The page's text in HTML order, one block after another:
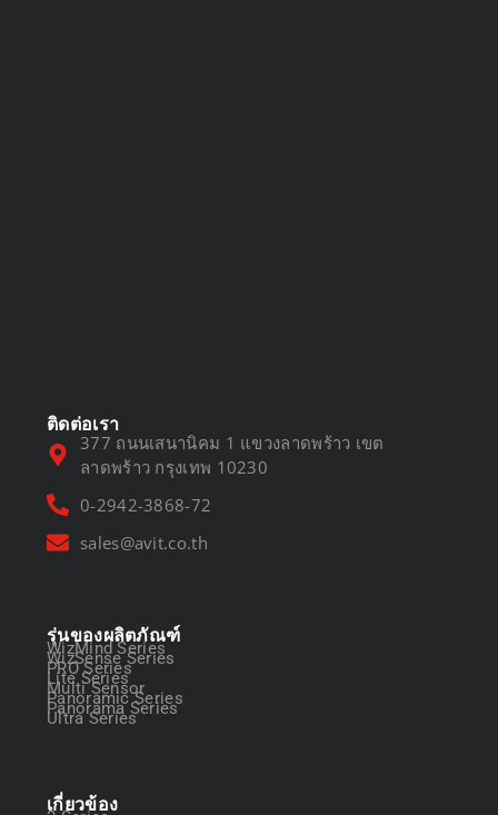
ติดต่อเรา
377 ถนนเสนานิคม 1 แขวงลาดพร้าว เขต
ลาดพร้าว กรุงเทพ 10230
0-2942-3868-72
sales@avit.co.th
รุ่นของผลิตภัณฑ์
WizMind Series
WizSense Series
PRO Series
Lite Series
Multi Sensor
Panoramic Series
Panorama Series
Ultra Series
เกี่ยวข้อง